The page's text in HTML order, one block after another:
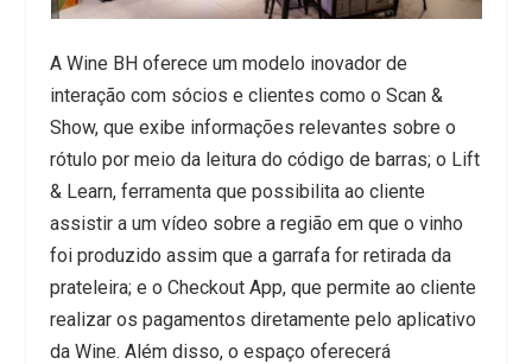
A Wine BH oferece um modelo inovador de
interação com sócios e clientes como o Scan &
Show, que exibe informações relevantes sobre o
rótulo por meio da leitura do código de barras; o Lift
& Learn, ferramenta que possibilita ao cliente
assistir a um vídeo sobre a região em que o vinho
foi produzido assim que a garrafa for retirada da
prateleira; e o Checkout App, que permite ao cliente
realizar os pagamentos diretamente pelo aplicativo
da Wine. Além disso, o espaço oferecerá